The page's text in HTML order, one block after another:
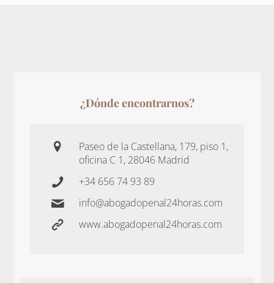
¿Dónde encontrarnos?
Paseo de la Castellana, 179, piso 1,
oficina C 1, 28046 Madrid
+34 656 74 93 89
info@abogadopenal24horas.com
www.abogadopenal24horas.com